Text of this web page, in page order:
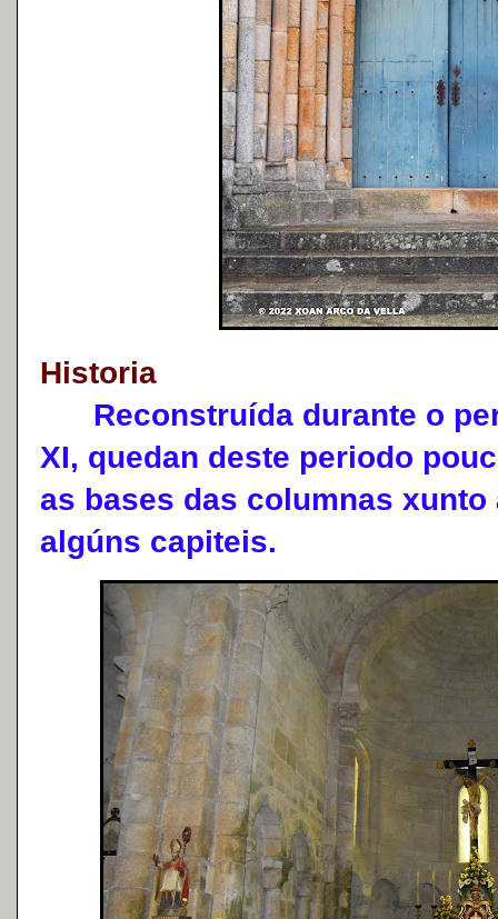
Historia
Reconstruída durante o
XI, quedan deste periodo
as bases das columnas
algúns capiteis.